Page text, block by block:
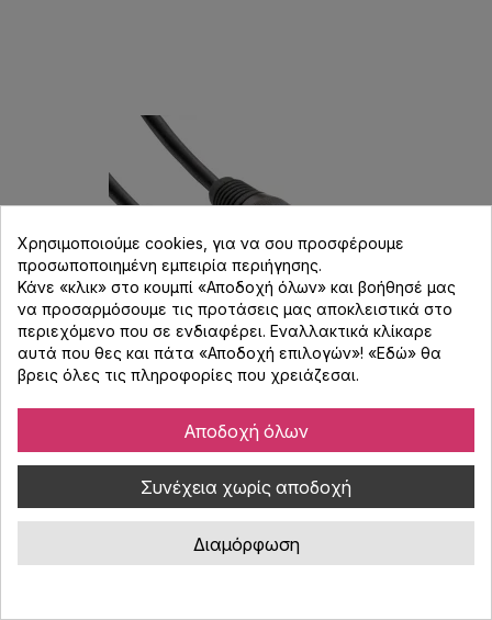
Accu Cable AC-DMX3/10 3 p. XLRm/3 p. XLRf
10m DMX
Κωδικός : 090395
Accu Cable 3pin καλώδιο DMX, 110 ohm, μήκος 10μ, 3 pin XLR,
male - female, μεταλλικά βύσματα XLR. Περιλαμβάνεται λωρίδα
Velcro.
14,00 €
Χρησιμοποιούμε cookies, για να σου προσφέρουμε
προσωποποιημένη εμπειρία περιήγησης.
Κάνε «κλικ» στο κουμπί «Αποδοχή όλων» και βοήθησέ μας
να προσαρμόσουμε τις προτάσεις μας αποκλειστικά στο
περιεχόμενο που σε ενδιαφέρει. Εναλλακτικά κλίκαρε
αυτά που θες και πάτα «Αποδοχή επιλογών»! «Εδώ» θα
βρεις όλες τις πληροφορίες που χρειάζεσαι.
Αποδοχή όλων
Συνέχεια χωρίς αποδοχή
Διαμόρφωση